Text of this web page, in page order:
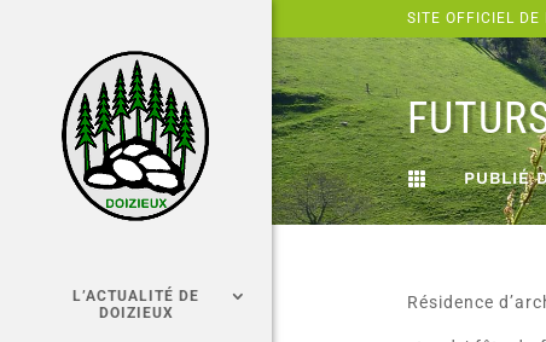
SITE OFFICIEL DE
L’ACTUALITÉ DE
DOIZIEUX
 PUBLIÉ
Résidence